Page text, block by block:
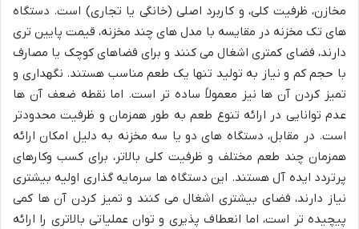
مخازن، ظرفیت کلی، و کاربرد اصلی (خانگی یا تجاری) است. دستگاه
های تک مخزنه در مقایسه با مدل های چند مخزنه، قیمت پایین تری
دارند، فضای کمتری اشغال می کنند و برای فضاهای کوچک یا مصارف
با حجم کم و نیاز به تولید تنها یک طعم مناسب هستند. نگهداری و
تمیز کردن آن ها نیز معمولاً ساده تر است. اما نقطه ضعف آن ها
عدم توانایی در ارائه تنوع طعم به طور همزمان و ظرفیت محدودتر
است. در مقابل، دستگاه های دو یا سه مخزنه به دلیل امکان ارائه
همزمان چند طعم مختلف و ظرفیت کلی بالاتر، برای کسب وکارهای
پرتردد ایده آل هستند. این دستگاه ها سرمایه گذاری اولیه بیشتری
نیاز دارند، فضای بیشتری اشغال می کنند و تمیز کردن آن ها کمی
پیچیده تر است، اما انعطاف پذیری و توان عملیاتی بالاتری را ارائه